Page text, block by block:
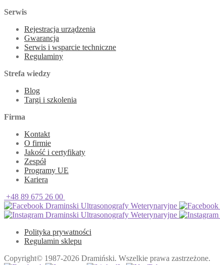
Serwis
Rejestracja urządzenia
Gwarancja
Serwis i wsparcie techniczne
Regulaminy
Strefa wiedzy
Blog
Targi i szkolenia
Firma
Kontakt
O firmie
Jakość i certyfikaty
Zespół
Programy UE
Kariera
+48 89 675 26 00
Draminski Ultrasonografy Weterynaryjne
Draminski Ultrasonografy Weterynaryjne
Polityka prywatności
Regulamin sklepu
Copyright© 1987-2026 Dramiński. Wszelkie prawa zastrzeżone.